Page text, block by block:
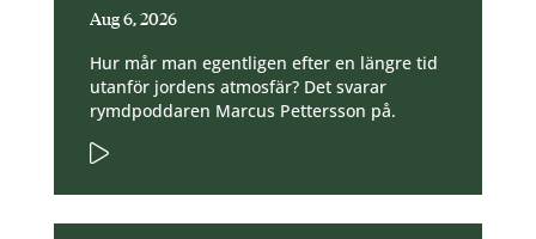
Aug 6, 2026
Hur mår man egentligen efter en längre tid
utanför jordens atmosfär? Det svarar
rymdpoddaren Marcus Pettersson på.